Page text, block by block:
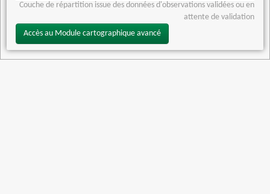
Couche de répartition issue des données d'observations validées ou en
attente de validation
Accès au Module cartographique avancé